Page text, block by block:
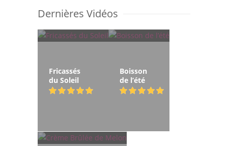
Dernières Vidéos
Fricassés
du Soleil
Boisson
de l’été